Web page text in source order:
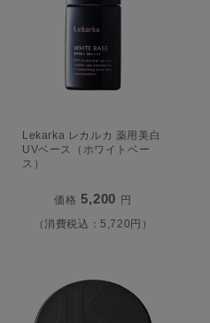
Lekarka レカルカ 薬用美白
UVベース（ホワイトベー
ス）
価格 5,200 円
（消費税込：5,720円）